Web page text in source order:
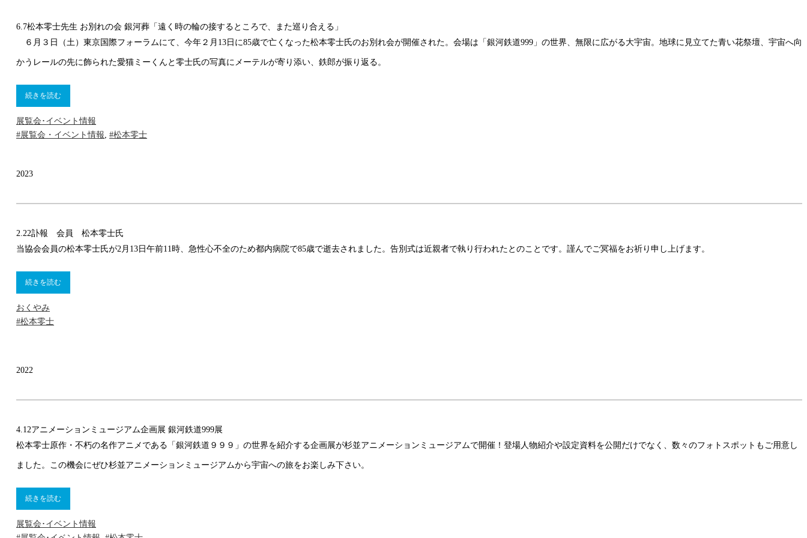
6.7松本零士先生 お別れの会 銀河葬「遠く時の輪の接するところで、また巡り合える」
６月３日（土）東京国際フォーラムにて、今年２月13日に85歳で亡くなった松本零士氏のお別れ会が開催された。会場は「銀河鉄道999」の世界、無限に広がる大宇宙。地球に見立てた青い花祭壇、宇宙へ向
かうレールの先に飾られた愛猫ミーくんと零士氏の写真にメーテルが寄り添い、鉄郎が振り返る。
続きを読む
展覧会･イベント情報
#展覧会・イベント情報 #松本零士
2023
2.22訃報 会員 松本零士氏
当協会会員の松本零士氏が2月13日午前11時、急性心不全のため都内病院で85歳で逝去されました。告別式は近親者で執り行われたとのことです。謹んでご冥福をお祈り申し上げます。
続きを読む
おくやみ
#松本零士
2022
4.12アニメーションミュージアム企画展 銀河鉄道999展
松本零士原作・不朽の名作アニメである「銀河鉄道９９９」の世界を紹介する企画展が杉並アニメーションミュージアムで開催！登場人物紹介や設定資料を公開だけでなく、数々のフォトスポットもご用意し
ました。この機会にぜひ杉並アニメーションミュージアムから宇宙への旅をお楽しみ下さい。
続きを読む
展覧会･イベント情報